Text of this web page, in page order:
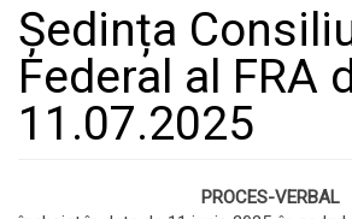
Ședința
Federal al FRA
11.07.2025
PROCES-VERBAL